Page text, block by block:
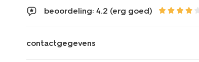
beoordeling: 4.2 (erg goed)
contactgegevens